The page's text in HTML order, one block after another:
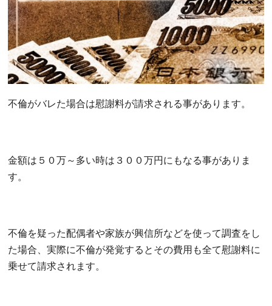
不倫がバレた場合は慰謝料が請求される事があります。
金額は５０万～多い時は３００万円にもなる事がありま
す。
不倫を疑った配偶者や家族が興信所などを使って調査をし
た場合、実際に不倫が発覚するとその費用も全て慰謝料に
乗せて請求されます。